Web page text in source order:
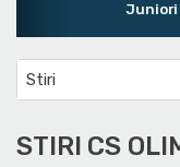
Juniori
Stiri
STIRI CS